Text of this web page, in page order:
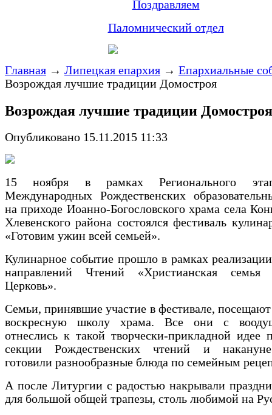
Поздравляем
Паломнический отдел
Главная → Липецкая епархия → Епархиальные
Возрождая лучшие традиции Домостроя
Возрождая лучшие традиции Домостроя
Опубликовано 15.11.2015 11:33
15 ноября в рамках Регионального
Международных Рождественских
на приходе Иоанно-Богословского храма села
Хлевенского района состоялся фестиваль
«Готовим ужин всей семьей».
Кулинарное событие прошло в рамках
направлений Чтений «Христианская
Церковь».
Семьи, принявшие участие в фестивале,
воскресную школу храма. Все они с
отнеслись к такой творчески-прикладной идее
секции Рождественских чтений и
готовили разнообразные блюда по семейным
А после Литургии с радостью накрывали
для большой общей трапезы, столь любимой на